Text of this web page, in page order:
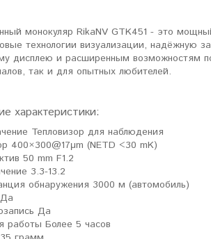
монокуляр RikaNV GTK451 - это
технологии визуализации, надёжную
дисплею и расширенным возможностям
так и для опытных любителей.
характеристики:
Тепловизор для наблюдения
400×300@17μm (NETD <30 mK)
50 mm F1.2
3.3-13.2
обнаружения 3000 м (автомобиль)
Да
работы Более 5 часов